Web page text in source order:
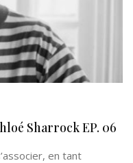
Sharrock EP. 06
en tant